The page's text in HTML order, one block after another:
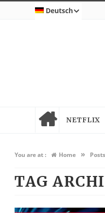
Deutsch
NETFLIX
You are at : Home »
TAG